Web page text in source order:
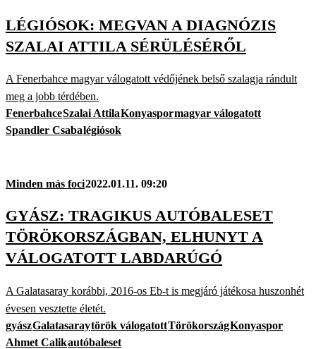
LÉGIÓSOK: MEGVAN A DIAGNÓZIS
SZALAI ATTILA SÉRÜLÉSÉRŐL
A Fenerbahce magyar válogatott védőjének belső szalagja rándult
meg a jobb térdében.
FenerbahceSzalai AttilaKonyaspormagyar válogatott
Spandler Csabalégiósok
Minden más foci2022.01.11. 09:20
GYÁSZ: TRAGIKUS AUTÓBALESET
TÖRÖKORSZÁGBAN, ELHUNYT A
VÁLOGATOTT LABDARÚGÓ
A Galatasaray korábbi, 2016-os Eb-t is megjáró játékosa huszonhét
évesen vesztette életét.
gyászGalatasaraytörök válogatottTörökországKonyaspor
Ahmet Calikautóbaleset